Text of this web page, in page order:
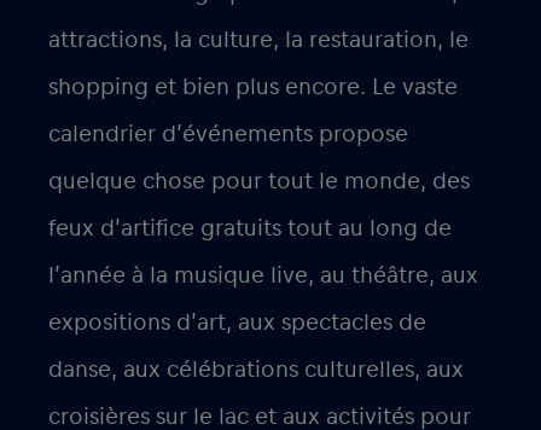
attractions, la culture, la restauration, le
shopping et bien plus encore. Le vaste
calendrier d’événements propose
quelque chose pour tout le monde, des
feux d’artifice gratuits tout au long de
l’année à la musique live, au théâtre, aux
expositions d’art, aux spectacles de
danse, aux célébrations culturelles, aux
croisières sur le lac et aux activités pour